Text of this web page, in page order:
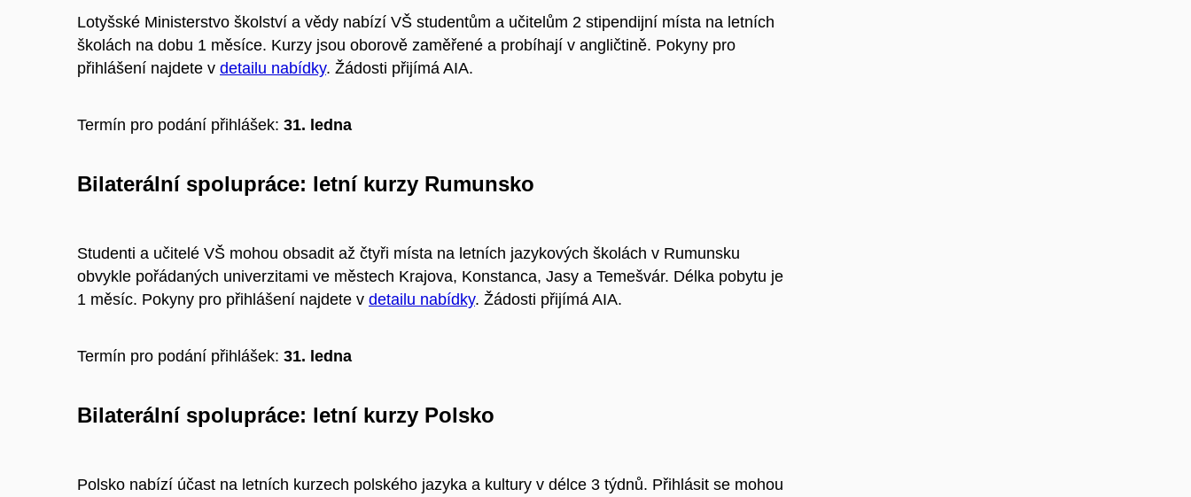
Lotyšské Ministerstvo školství a vědy nabízí VŠ studentům a učitelům 2 stipendijní místa na letních
školách na dobu 1 měsíce. Kurzy jsou oborově zaměřené a probíhají v angličtině. Pokyny pro
přihlášení najdete v detailu nabídky. Žádosti přijímá AIA.
Termín pro podání přihlášek: 31. ledna
Bilaterální spolupráce: letní kurzy Rumunsko
Studenti a učitelé VŠ mohou obsadit až čtyři místa na letních jazykových školách v Rumunsku
obvykle pořádaných univerzitami ve městech Krajova, Konstanca, Jasy a Temešvár. Délka pobytu je
1 měsíc. Pokyny pro přihlášení najdete v detailu nabídky. Žádosti přijímá AIA.
Termín pro podání přihlášek: 31. ledna
Bilaterální spolupráce: letní kurzy Polsko
Polsko nabízí účast na letních kurzech polského jazyka a kultury v délce 3 týdnů. Přihlásit se mohou